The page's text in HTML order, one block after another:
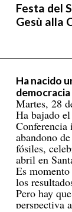
Festa del
Gesù alla
Ha nacido
Martes, 28
Ha bajado
Conferencia
abandono
fósiles,
abril en
Es
los
Pero hay
perspectiva